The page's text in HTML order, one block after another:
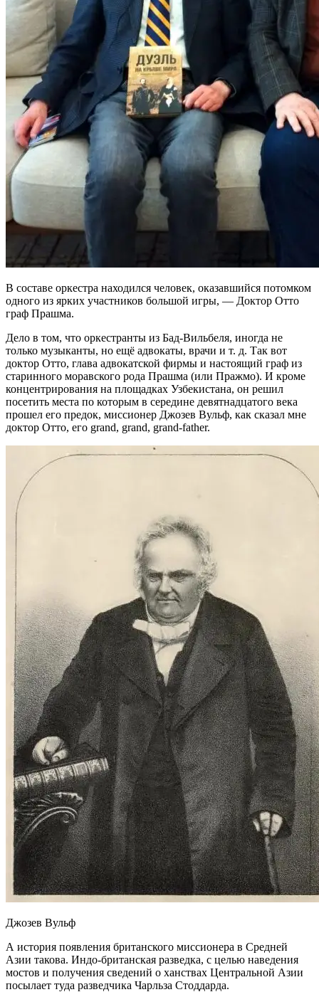
В составе оркестра находился человек, оказавшийся потомком
одного из ярких участников большой игры, — Доктор Отто
граф Прашма.
Дело в том, что оркестранты из Бад-Вильбеля, иногда не
только музыканты, но ещё адвокаты, врачи и т. д. Так вот
доктор Отто, глава адвокатской фирмы и настоящий граф из
старинного моравского рода Прашма (или Пражмо). И кроме
концентрирования на площадках Узбекистана, он решил
посетить места по которым в середине девятнадцатого века
прошел его предок, миссионер Джозев Вульф, как сказал мне
доктор Отто, его grand, grand, grand-father.
Джозев Вульф
А история появления британского миссионера в Средней
Азии такова. Индо-британская разведка, с целью наведения
мостов и получения сведений о ханствах Центральной Азии
посылает туда разведчика Чарльза Стоддарда.